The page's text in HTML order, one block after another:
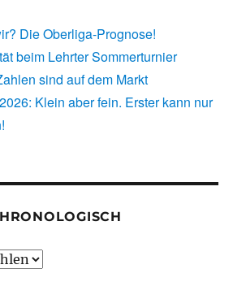
Die Oberliga-Prognose!
beim Lehrter Sommerturnier
sind auf dem Markt
Klein aber fein. Erster kann nur